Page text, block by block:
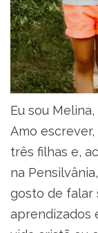
Eu sou
Amo
três filhas e,
na
gosto de falar
aprendizados